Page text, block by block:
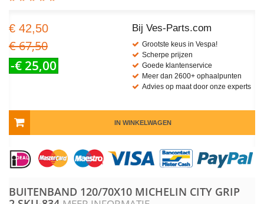
€ 42,50
€ 67,50
-€ 25,00
Bij Ves-Parts.com
Grootste keus in Vespa!
Scherpe prijzen
Goede klantenservice
Meer dan 2600+ ophaalpunten
Advies op maat door onze experts
IN WINKELWAGEN
BUITENBAND 120/70X10 MICHELIN CITY GRIP